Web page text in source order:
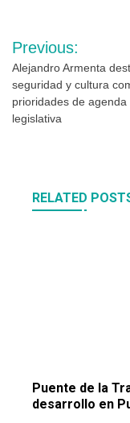
de
entradas
Previous:
Alejandro Armenta
seguridad y cultura
prioridades de agenda
legislativa
RELATED
Puente de la
desarrollo en